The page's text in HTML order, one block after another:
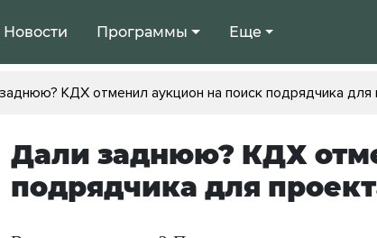
Новости Программы Еще
КДХ отменил аукцион на поиск подрядчика
Дали заднюю? КДХ
подрядчика для